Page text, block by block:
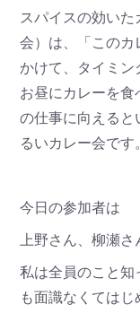
スパイスの効い
会）は、「この
かけて、タイミ
お昼にカレーを
の仕事に向える
るいカレー会です。
今日の参加者は
上野さん、柳瀬さ
私は全員のこと
も面識なくては